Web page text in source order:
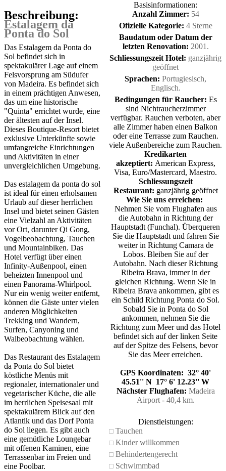
Beschreibung:
Estalagem da
Ponta do Sol
Das Estalagem da Ponta do
Sol befindet sich in
spektakulärer Lage auf einem
Felsvorsprung am Südufer
von Madeira. Es befindet sich
in einem prächtigen Anwesen,
das um eine historische
"Quinta" errichtet wurde, eine
der ältesten auf der Insel.
Dieses Boutique-Resort bietet
exklusive Unterkünfte sowie
umfangreiche Einrichtungen
und Aktivitäten in einer
unvergleichlichen Umgebung.
Das estalagem da ponta do sol
ist ideal für einen erholsamen
Urlaub auf dieser herrlichen
Insel und bietet seinen Gästen
eine Vielzahl an Aktivitäten
vor Ort, darunter Qi Gong,
Vogelbeobachtung, Tauchen
und Mountainbiken. Das
Hotel verfügt über einen
Infinity-Außenpool, einen
beheizten Innenpool und
einen Panorama-Whirlpool.
Nur ein wenig weiter entfernt,
können die Gäste unter vielen
anderen Möglichkeiten
Trekking und Wandern,
Surfen, Canyoning und
Walbeobachtung wählen.
Das Restaurant des Estalagem
da Ponta do Sol bietet
köstliche Menüs mit
regionaler, internationaler und
vegetarischer Küche, die alle
im herrlichen Speisesaal mit
spektakulärem Blick auf den
Atlantik und das Dorf Ponta
do Sol liegen. Es gibt auch
eine gemütliche Loungebar
mit offenen Kaminen, eine
Terrassenbar im Freien und
eine Poolbar.
Basisinformationen:
Anzahl Zimmer: 54
Ofizielle Kategorie: 4 Sterne
Baudatum oder Datum der
letzten Renovation: 2001.
Schliessungszeit Hotel: ganzjährig
geöffnet
Sprachen: Portugiesisch,
Englisch.
Bedingungen für Raucher: Es
sind Nichtraucherzimmer
verfügbar. Rauchen verboten, aber
alle Zimmer haben einen Balkon
oder eine Terrasse zum Rauchen.
viele Außenbereiche zum Rauchen.
Kredikarten
akzeptiert: American Express,
Visa, Euro/Mastercard, Maestro.
Schliessungszeit
Restaurant: ganzjährig geöffnet
Wie Sie uns erreichen:
Nehmen Sie vom Flughafen aus
die Autobahn in Richtung der
Hauptstadt (Funchal). Überqueren
Sie die Hauptstadt und fahren Sie
weiter in Richtung Camara de
Lobos. Bleiben Sie auf der
Autobahn. Nach dieser Richtung
Ribeira Brava, immer in der
gleichen Richtung. Wenn Sie in
Ribeira Brava ankommen, gibt es
ein Schild Richtung Ponta do Sol.
Sobald Sie in Ponta do Sol
ankommen, nehmen Sie die
Richtung zum Meer und das Hotel
befindet sich auf der linken Seite
auf der Spitze des Felsens, bevor
Sie das Meer erreichen.
GPS Koordinaten: 32° 40'
45.51'' N 17° 6' 12.23'' W
Nächster Flughafen: Madeira
Airport - 40,4 km.
Dienstleistungen:
Tauchen
Kinder willkommen
Behindertengerecht
Schwimmbad